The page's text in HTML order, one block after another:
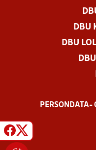
DBU
DBU
PERSONDATA-